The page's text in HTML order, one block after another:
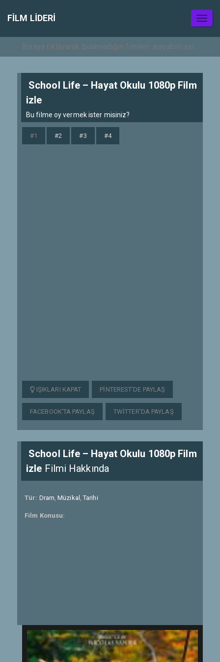
FILM LIDERI
School Life – Hayat Okulu 1080p Film
izle
Bu filme oy vermek ister misiniz?
#1 #2 #3 #4
IŞIKLARI KAPAT PINTEREST'DE PAYLAŞ
FACEBOOK'TA PAYLAŞ TWITTER'DA PAYLAŞ
School Life – Hayat Okulu 1080p Film
izle Filmi Hakkında
Tür: Dram,Müzikal ,Tarihi
Film Konusu: